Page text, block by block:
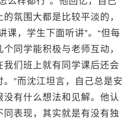
氛围大都是比较平淡的，
课，学生下面听讲”。“但每
同学能积极与老师互动，
们班上就有同学课后还会
”而沈江坦言，自己总是安
有什么想法和见解。他认
表现，其实就是有没有独